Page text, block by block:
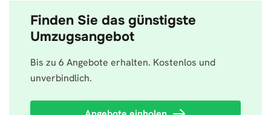
Finden Sie das günstigste
Umzugsangebot
Bis zu 6 Angebote erhalten. Kostenlos und
unverbindlich.